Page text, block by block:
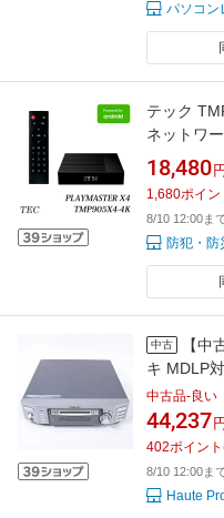
パソコン
テック
ネットワ
ーヤー
18,480 円
1,680ポイン
8/10 12:00ま
防犯・防
中古
【中
キ MDLP
中古品-良い
44,237 円
402ポイント
8/10 12:00ま
Haute